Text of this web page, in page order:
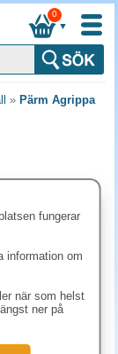
▼
0
» Pärm Agrippa
fungerar
information om
när som helst
ner på